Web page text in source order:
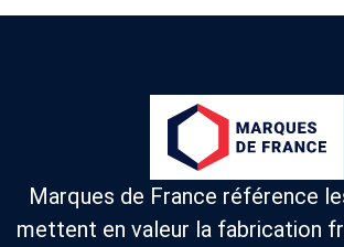
Marques de France référence
mettent en valeur la fabrication